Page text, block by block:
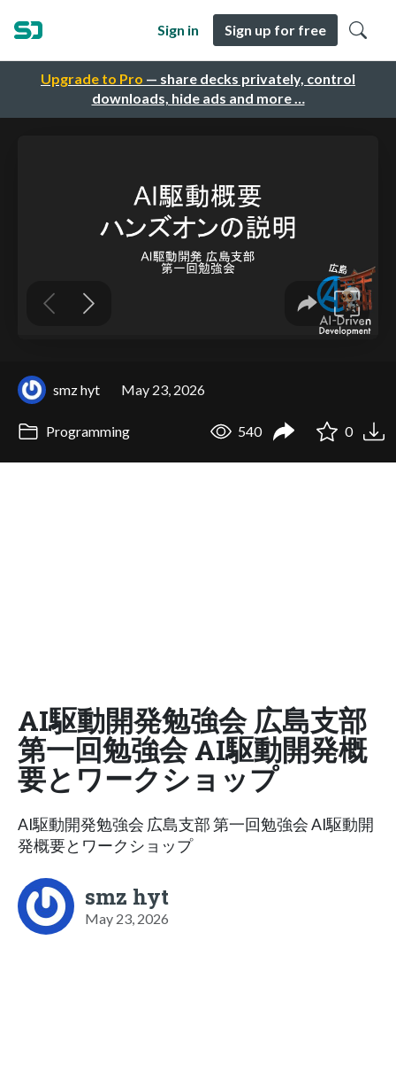
Upgrade to Pro — share decks privately, control
downloads, hide ads and more …
Sign in Sign up for free
smz hyt May 23, 2026
Programming 540 0
AI駆動開発勉強会 広島支部
第一回勉強会 AI駆動開発概
要とワークショップ
AI駆動開発勉強会 広島支部 第一回勉強会 AI駆動開
発概要とワークショップ
smz hyt
May 23, 2026